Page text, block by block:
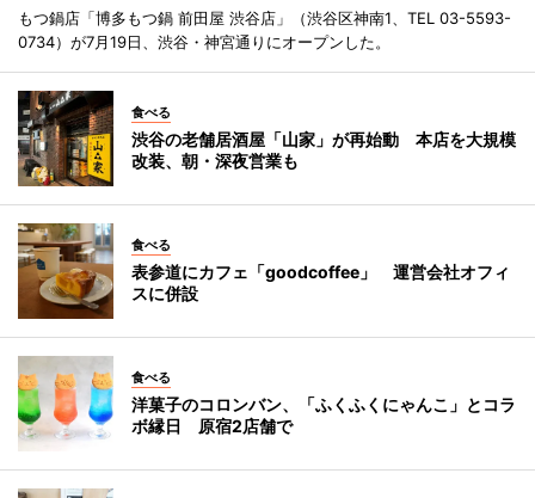
もつ鍋店「博多もつ鍋 前田屋 渋谷店」（渋谷区神南1、TEL 03-5593-
0734）が7月19日、渋谷・神宮通りにオープンした。
食べる
渋谷の老舗居酒屋「山家」が再始動 本店を大規模
改装、朝・深夜営業も
食べる
表参道にカフェ「goodcoffee」 運営会社オフィ
スに併設
食べる
洋菓子のコロンバン、「ふくふくにゃんこ」とコラ
ボ縁日 原宿2店舗で